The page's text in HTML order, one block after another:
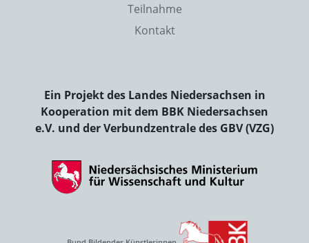
Teilnahme
Kontakt
Ein Projekt des Landes Niedersachsen in
Kooperation mit dem BBK Niedersachsen
e.V. und der Verbundzentrale des GBV (VZG)